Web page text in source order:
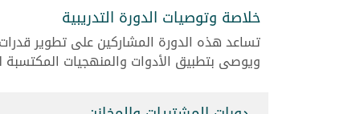
خلاصة وتوصيات الدورة التدريبية
تساعد هذه الدورة المشاركين على تطوير
ويوصى بتطبيق الأدوات والمنهجيات